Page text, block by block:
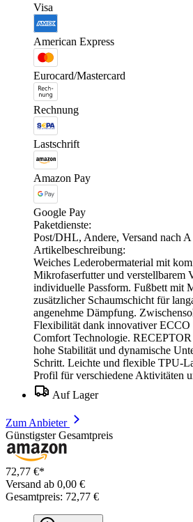
Visa
American Express
Eurocard/Mastercard
Rechnung
Lastschrift
Amazon Pay
Google Pay
Paketdienste:
Post/DHL, Andere, Versand nach A
Artikelbeschreibung:
Weiches Lederobermaterial mit
Mikrofaserfutter und verstellbarem
individuelle Passform. Fußbett mit
zusätzlicher Schaumschicht für
angenehme Dämpfung.
Flexibilität dank innovativer
Comfort Technologie.
hohe Stabilität und dynamische
Schritt. Leichte und flexible TPU-
Profil für verschiedene Aktivitäten
Auf Lager
Zum Anbieter
Günstigster Gesamtpreis
72,77 €*
Versand ab 0,00 €
Gesamtpreis: 72,77 €